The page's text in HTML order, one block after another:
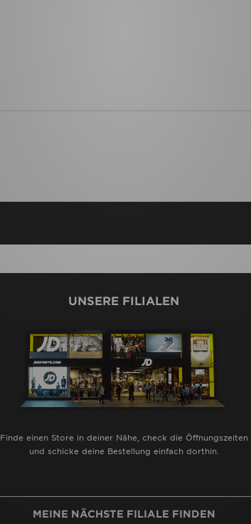
UNSERE FILIALEN
Finde einen Store in deiner Nähe, check die Öffnungszeiten
und schicke deine Bestellung einfach dorthin.
MEINE NÄCHSTE FILIALE FINDEN